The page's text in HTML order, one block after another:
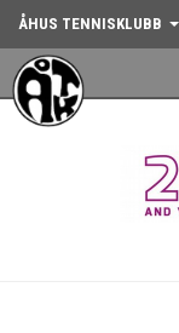
ÅHUS TENNISKLUBB
HEM